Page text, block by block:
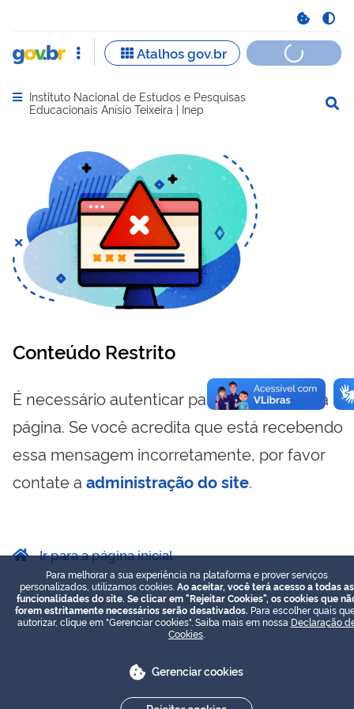
Abrir menu principal de navegação
Instituto Nacional de Estudos e Pesquisas
Educacionais Anísio Teixeira | Inep
Conteúdo Restrito
É necessário autenticar para visualizar essa
página. Se você acredita que está recebendo
essa mensagem incorretamente, por favor
contate a administração do site.
Ir para a página inicial
Para melhorar a sua experiência na plataforma e prover serviços
personalizados, utilizamos cookies. Ao aceitar, você terá acesso a todas as
funcionalidades do site. Se clicar em "Rejeitar Cookies", os cookies que
forem estritamente necessários serão desativados. Para escolher quais
autorizar, clique em "Gerenciar cookies". Saiba mais em nossa Declaração
Cookies
Gerenciar cookies